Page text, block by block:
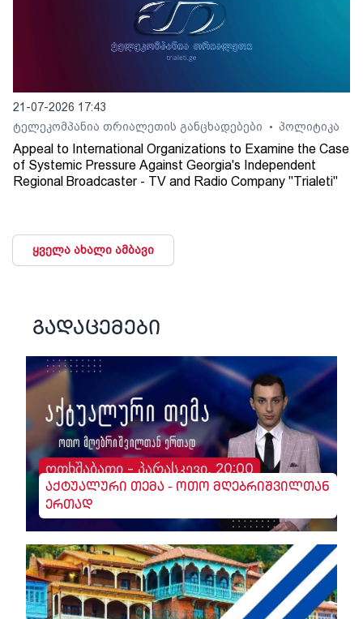
21-07-2026 17:43
ტელეკომპანია თრიალეთის განცხადებები
• პოლიტიკა
Appeal to International Organizations to Examine the Case
of Systemic Pressure Against Georgia's Independent
Regional Broadcaster - TV and Radio Company "Trialeti"
ყველა ახალი ამბავი
გადაცემები
ოთხშაბათი - პარასკევი, 20:00
აქტუალური თემა - ოთო მღებრიშვილთან
ერთად